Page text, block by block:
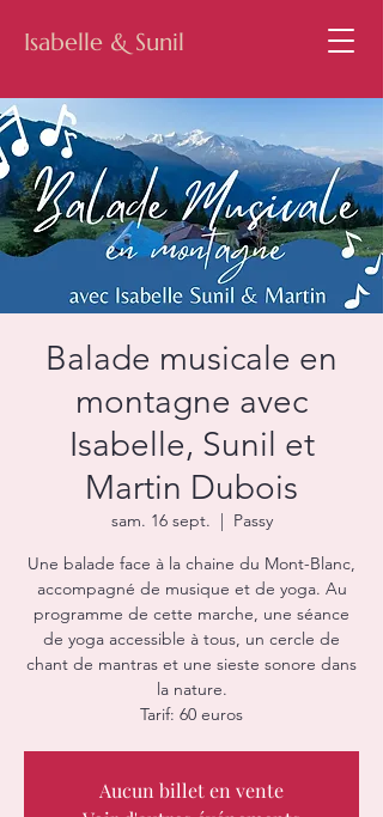
Isabelle & Sunil
Balade musicale en
montagne avec
Isabelle, Sunil et
Martin Dubois
sam. 16 sept.
  |
Passy
Une balade face à la chaine du Mont-Blanc,
accompagné de musique et de yoga. Au
programme de cette marche, une séance
de yoga accessible à tous, un cercle de
chant de mantras et une sieste sonore dans
la nature.
Aucun billet en vente